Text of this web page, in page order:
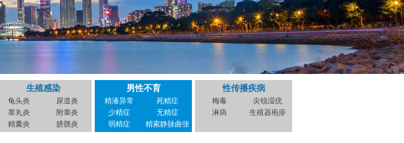
生殖感染
龟头炎
尿道炎
睾丸炎
附睾炎
精囊炎
膀胱炎
男性不育
精液异常
死精症
少精症
无精症
弱精症
精索静脉曲张
性传播疾病
梅毒
尖锐湿疣
淋病
生殖器疱疹